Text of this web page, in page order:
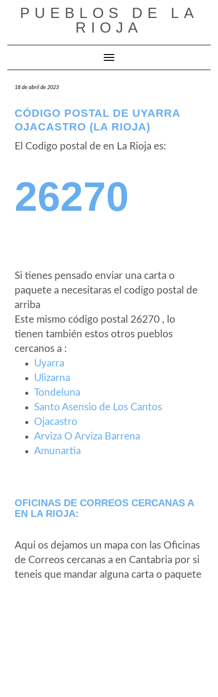
PUEBLOS DE LA
RIOJA
Cambiar modo de navegación
18 de abril de 2023
CÓDIGO POSTAL DE UYARRA
OJACASTRO (LA RIOJA)
El Codigo postal de en La Rioja es:
26270
Si tienes pensado enviar una carta o
paquete a necesitaras el codigo postal de
arriba
Este mismo código postal 26270 , lo
tienen también estos otros pueblos
cercanos a :
Uyarra
Ulizarna
Tondeluna
Santo Asensio de Los Cantos
Ojacastro
Arviza O Arviza Barrena
Amunartia
OFICINAS DE CORREOS CERCANAS A
EN LA RIOJA:
Aqui os dejamos un mapa con las Oficinas
de Correos cercanas a en Cantabria por si
teneis que mandar alguna carta o paquete